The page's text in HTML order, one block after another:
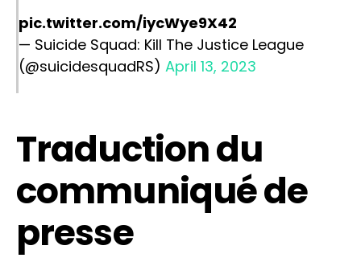
pic.twitter.com/iycWye9X42
— Suicide Squad: Kill The Justice League
(@suicidesquadRS) April 13, 2023
Traduction du
communiqué de
presse